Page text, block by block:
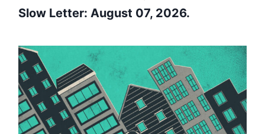
Slow Letter: August 07, 2026.